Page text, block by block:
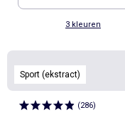
3 kleuren
Sport (ekstract)
(286)